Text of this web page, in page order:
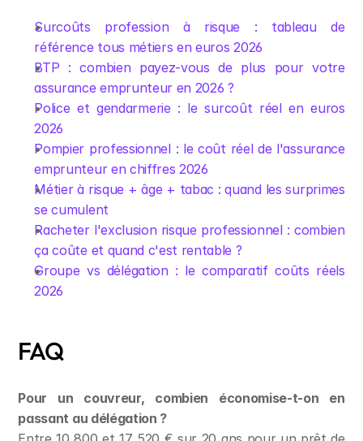
Surcoûts profession à risque : tableau de
référence tous métiers en euros 2026
BTP : combien payez-vous de plus pour votre
assurance emprunteur en 2026 ?
Police et gendarmerie : le surcoût réel en euros
2026
Pompier professionnel : le coût réel de l'assurance
emprunteur en chiffres 2026
Métier à risque + âge + tabac : quand les surprimes
se cumulent
Racheter l'exclusion risque professionnel : combien
ça coûte et quand c'est rentable ?
Groupe vs délégation : le comparatif coûts réels
2026
FAQ
Pour un couvreur, combien économise-t-on en
passant au délégation ?